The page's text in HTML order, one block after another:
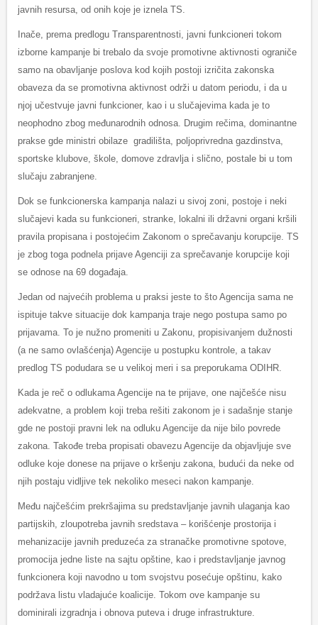
javnih resursa, od onih koje je iznela TS.
Inače, prema predlogu Transparentnosti, javni funkcioneri tokom
izborne kampanje bi trebalo da svoje promotivne aktivnosti ograniče
samo na obavljanje poslova kod kojih postoji izričita zakonska
obaveza da se promotivna aktivnost održi u datom periodu, i da u
njoj učestvuje javni funkcioner, kao i u slučajevima kada je to
neophodno zbog međunarodnih odnosa. Drugim rečima, dominantne
prakse gde ministri obilaze gradilišta, poljoprivredna gazdinstva,
sportske klubove, škole, domove zdravlja i slično, postale bi u tom
slučaju zabranjene.
Dok se funkcionerska kampanja nalazi u sivoj zoni, postoje i neki
slučajevi kada su funkcioneri, stranke, lokalni ili državni organi kršili
pravila propisana i postojećim Zakonom o sprečavanju korupcije. TS
je zbog toga podnela prijave Agenciji za sprečavanje korupcije koji
se odnose na 69 događaja.
Jedan od najvećih problema u praksi jeste to što Agencija sama ne
ispituje takve situacije dok kampanja traje nego postupa samo po
prijavama. To je nužno promeniti u Zakonu, propisivanjem dužnosti
(a ne samo ovlašćenja) Agencije u postupku kontrole, a takav
predlog TS podudara se u velikoj meri i sa preporukama ODIHR.
Kada je reč o odlukama Agencije na te prijave, one najčešće nisu
adekvatne, a problem koji treba rešiti zakonom je i sadašnje stanje
gde ne postoji pravni lek na odluku Agencije da nije bilo povrede
zakona. Takođe treba propisati obavezu Agencije da objavljuje sve
odluke koje donese na prijave o kršenju zakona, budući da neke od
njih postaju vidljive tek nekoliko meseci nakon kampanje.
Među najčešćim prekršajima su predstavljanje javnih ulaganja kao
partijskih, zloupotreba javnih sredstava – korišćenje prostorija i
mehanizacije javnih preduzeća za stranačke promotivne spotove,
promocija jedne liste na sajtu opštine, kao i predstavljanje javnog
funkcionera koji navodno u tom svojstvu posećuje opštinu, kako
podržava listu vladajuće koalicije. Tokom ove kampanje su
dominirali izgradnja i obnova puteva i druge infrastrukture.